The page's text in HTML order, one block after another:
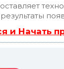
и Начать